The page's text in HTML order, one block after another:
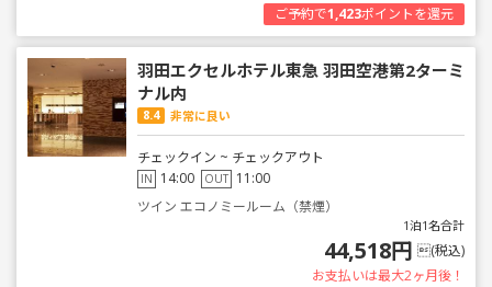
ご予約で1,423ポイントを還元
羽田エクセルホテル東急 羽田空港第2ターミ
ナル内
8.4 非常に良い
チェックイン ~ チェックアウト
IN 14:00 OUT 11:00
ツイン エコノミールーム（禁煙）
1泊1名合計
44,518円 (税込)
お支払いは最大2ヶ月後！